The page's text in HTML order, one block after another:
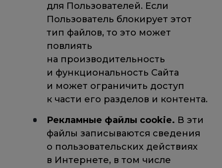
для Пользователей. Если
Пользователь блокирует этот
тип файлов, то это может
повлиять
на производительность
и функциональность Сайта
и может ограничить доступ
к части его разделов и контента.
Рекламные файлы cookie. В эти
файлы записываются сведения
о пользовательских действиях
в Интернете, в том числе